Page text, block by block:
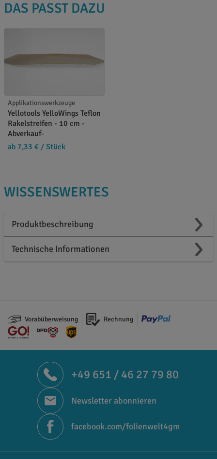
DAS PASST DAZU
Applikationswerkzeuge
Yellotools YelloWings Teflon
Rakelstreifen - 10 cm -
Abverkauf-
ab 7,33 € / Stück
WISSENSWERTES
Produktbeschreibung
Technische Informationen
Vorabüberweisung Rechnung
+49 651 / 46 27 79 80
Newsletter abonnieren
facebook.com/folienwelt4gm